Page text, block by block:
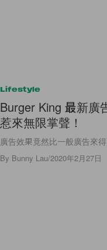
Lifestyle
Burger King 最新廣
惹來無限掌聲！
廣告效果竟然比一般廣告來得
By Bunny Lau/2020年2月27日